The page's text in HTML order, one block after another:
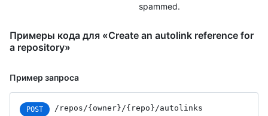
spammed.
Примеры кода для «Create an autolink reference for
a repository»
Пример запроса
POST /repos /{owner} /{repo} /autolinks